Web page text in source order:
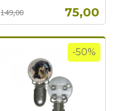
Tilbud
75,00
149,00
mva.
-50%